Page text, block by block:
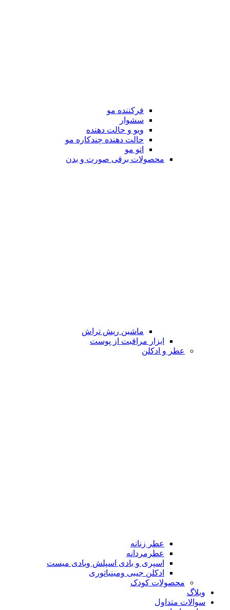
فرکننده مو
سشوار
ویو و حالت دهنده
حالت دهنده چندکاره مو
اتو مو
محصولات برقی صورت و بدن
ماشین ریش تراش
ابزار مراقبت از پوست
عطر و ادکلن
عطر زنانه
عطرمردانه
اسپری و بادی اسپلش وبادی میست
ادکلن جیبی ومینیاتوری
محصولات کودک
وبلاگ
سوالات متداول